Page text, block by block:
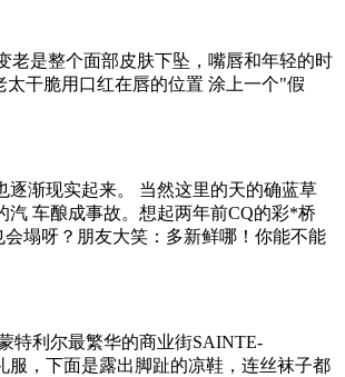
是整个面部皮肤下坠，嘴唇和年轻的时
干脆用口红在唇的位置 涂上一个"假
渐现实起来。 当然这里的天的确蓝草
车酿成事故。想起两年前CQ的彩*桥
塌呀？朋友大笑：多新鲜哪！你能不能
特利尔最繁华的商业街SAINTE-
服，下面是露出脚趾的凉鞋，连丝袜子都